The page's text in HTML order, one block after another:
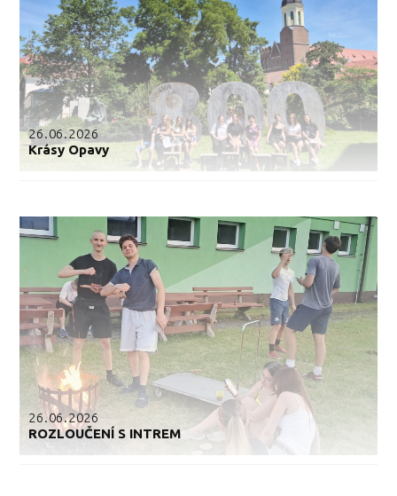
26.06.2026
Krásy Opavy
26.06.2026
ROZLOUČENÍ S INTREM